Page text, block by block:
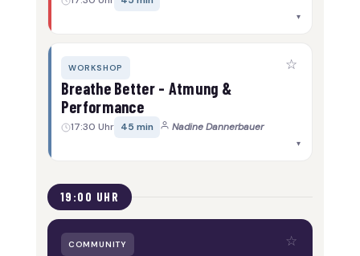
▾
WORKSHOP ☆
Breathe Better - Atmung &
Performance
17:30 Uhr 45 min Nadine Dannerbauer
▾
19:00 UHR
COMMUNITY ☆